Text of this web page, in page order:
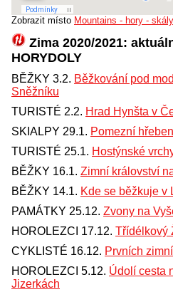
Zobrazit místo Mountains - hory -
Zima 2020/2021:
HORYDOLY
BĚŽKY 3.2. Běžkování pod
Sněžníku
TURISTÉ 2.2. Hrad Hynšta v
SKIALPY 29.1. Pomezní
TURISTÉ 25.1. Hostýnské
BĚŽKY 16.1. Zimní království
BĚŽKY 14.1. Kde se běžkuje v
PAMÁTKY 25.12. Zvony na
HOROLEZCI 17.12. Třídélkový
CYKLISTÉ 16.12. Prvních
HOROLEZCI 5.12. Údolí cesta
Jizerkách